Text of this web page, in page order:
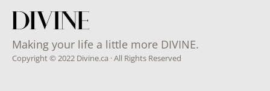
Making your life a little more DIVINE.
Copyright © 2022 Divine.ca · All Rights Reserved